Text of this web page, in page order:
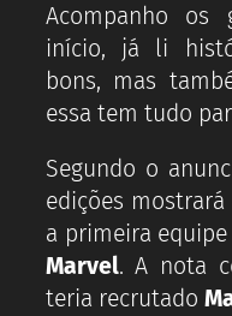
Acompanho os
início, já li
bons, mas
essa tem tudo
Segundo o
edições
a primeira
Marvel. A nota
teria recrutado